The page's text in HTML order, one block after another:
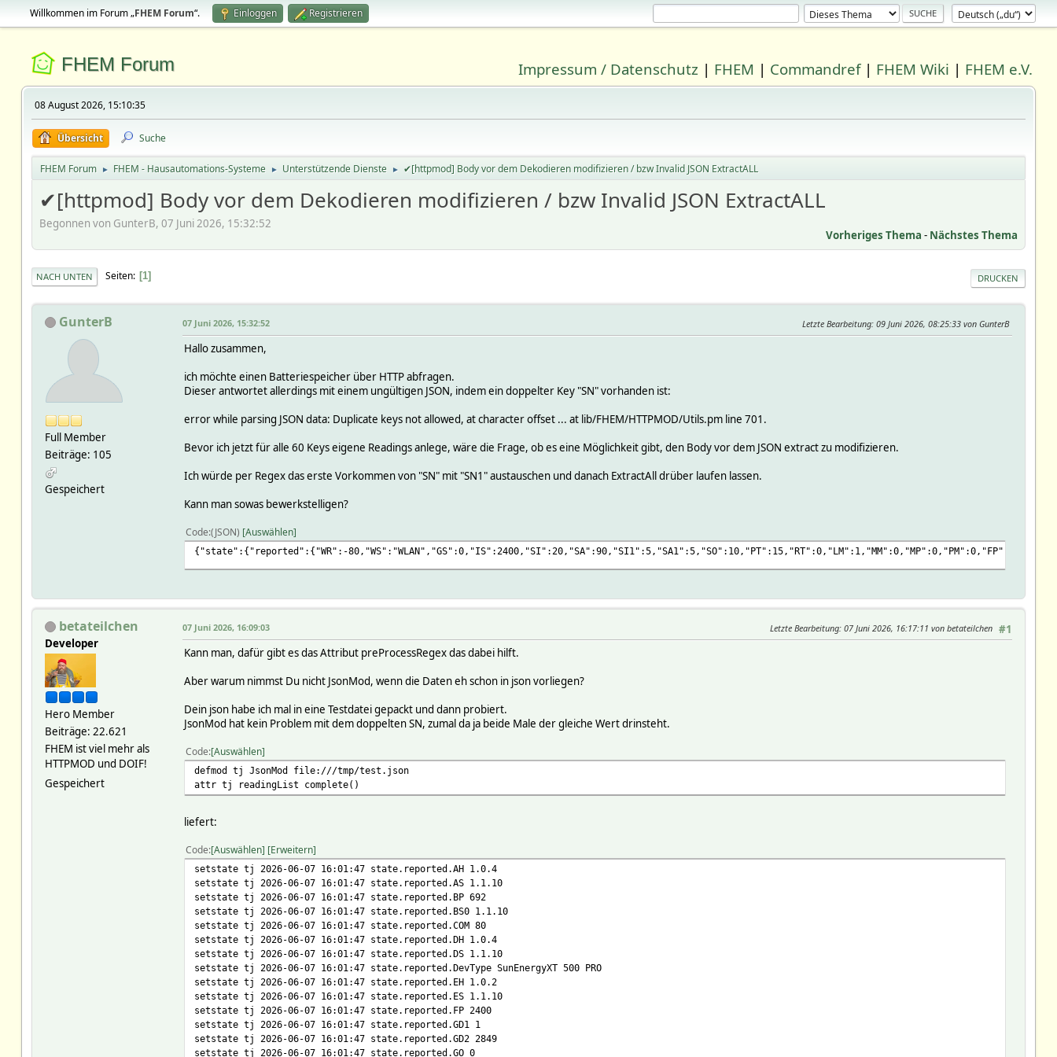
Willkommen im Forum „FHEM Forum“. Einloggen Registrieren
FHEM Forum Impressum / Datenschutz | FHEM | Commandref| FHEM Wiki | FHEM e.V.
08 August 2026, 15:10:35
Übersicht Suche
FHEM Forum ► FHEM - Hausautomations-Systeme ► Unterstützende Dienste ► ✔[httpmod] Body vor dem Dekodieren modifizieren / bzw Invalid JSON ExtractALL
✔[httpmod] Body vor dem Dekodieren modifizieren / bzw Invalid JSON ExtractALL
Begonnen von GunterB, 07 Juni 2026, 15:32:52
Vorheriges Thema - Nächstes Thema
DRUCKEN
NACH UNTEN Seiten 1
GunterB
Full Member
Beiträge: 105
Gespeichert
07 Juni 2026, 15:32:52 Letzte Bearbeitung: 09 Juni 2026, 08:25:33 von GunterB
Hallo zusammen,
ich möchte einen Batteriespeicher über HTTP abfragen.
Dieser antwortet allerdings mit einem ungültigen JSON, indem ein doppelter Key "SN" vorhanden ist:
error while parsing JSON data: Duplicate keys not allowed, at character offset ... at lib/FHEM/HTTPMOD/Utils.pm line 701.
Bevor ich jetzt für alle 60 Keys eigene Readings anlege, wäre die Frage, ob es eine Möglichkeit gibt, den Body vor dem JSON extract zu modifizieren.
Ich würde per Regex das erste Vorkommen von "SN" mit "SN1" austauschen und danach ExtractAll drüber laufen lassen.
Kann man sowas bewerkstelligen?
Code (JSON) Auswählen
{"state":{"reported":{"WR":-
betateilchen
Developer
Hero Member
Beiträge: 22.621
FHEM ist viel mehr als
HTTPMOD und DOIF!
Gespeichert
#1
07 Juni 2026, 16:09:03 Letzte Bearbeitung: 07 Juni 2026, 16:17:11 von betateilchen
Kann man, dafür gibt es das Attribut preProcessRegex das dabei hilft.
Aber warum nimmst Du nicht JsonMod, wenn die Daten eh schon in json vorliegen?
Dein json habe ich mal in eine Testdatei gepackt und dann probiert.
JsonMod hat kein Problem mit dem doppelten SN, zumal da ja beide Male der gleiche Wert drinsteht.
Code Auswählen
defmod tj JsonMod file:///tmp/test.json
attr tj readingList complete()
liefert:
Code Auswählen Erweitern
setstate tj 2026-06-07 16:01:47 state.reported.AH 1.0.4
setstate tj 2026-06-07 16:01:47 state.reported.AS 1.1.10
setstate tj 2026-06-07 16:01:47 state.reported.BP 692
setstate tj 2026-06-07 16:01:47 state.reported.BS0 1.1.10
setstate tj 2026-06-07 16:01:47 state.reported.COM 80
setstate tj 2026-06-07 16:01:47 state.reported.DH 1.0.4
setstate tj 2026-06-07 16:01:47 state.reported.DS 1.1.10
setstate tj 2026-06-07 16:01:47 state.reported.DevType SunEnergyXT 500 PRO
setstate tj 2026-06-07 16:01:47 state.reported.EH 1.0.2
setstate tj 2026-06-07 16:01:47 state.reported.ES 1.1.10
setstate tj 2026-06-07 16:01:47 state.reported.FP 2400
setstate tj 2026-06-07 16:01:47 state.reported.GD1 1
setstate tj 2026-06-07 16:01:47 state.reported.GD2 2849
setstate tj 2026-06-07 16:01:47 state.reported.GO 0